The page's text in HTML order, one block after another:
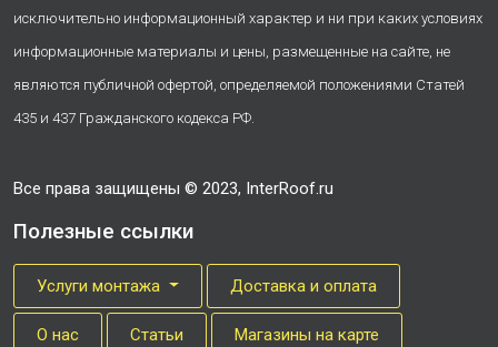
исключительно информационный характер и ни при каких условиях
информационные материалы и цены, размещенные на сайте, не
являются публичной офертой, определяемой положениями Статей
435 и 437 Гражданского кодекса РФ.
Все права защищены © 2023, InterRoof.ru
Полезные ссылки
Услуги монтажа Доставка и оплата
О нас Cтатьи Магазины на карте